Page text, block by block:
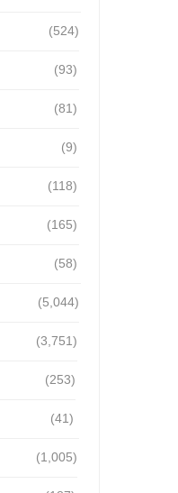
(524)
(93)
(81)
(9)
(118)
(165)
(58)
(5,044)
(3,751)
(253)
(41)
(1,005)